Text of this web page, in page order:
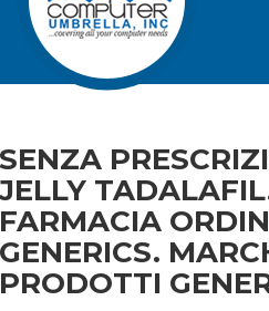
SENZA
JELLY
FARMACIA
GENERICS.
PRODOTTI